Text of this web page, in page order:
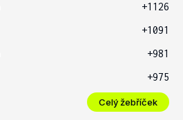
+1126
+1091
+981
+975
Celý žebříček